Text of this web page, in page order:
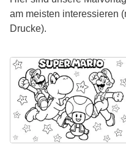
am meisten interessieren
Drucke).